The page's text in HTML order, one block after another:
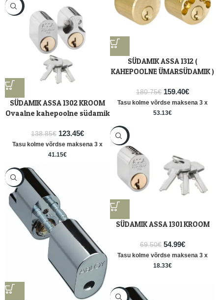
SÜDAMIK ASSA 1312 (
KAHEPOOLNE ÜMARSÜDAMIK )
180.75€ 159.40€
Tasu kolme võrdse maksena 3 x
53.13€
-11%
SÜDAMIK ASSA 1302 KROOM
Ovaalne kahepoolne südamik
138.85€ 123.45€
Tasu kolme võrdse maksena 3 x
41.15€
-21%
SÜDAMIK ASSA 1301 KROOM
69.50€ 54.99€
Tasu kolme võrdse maksena 3 x
18.33€
-12%
-5%